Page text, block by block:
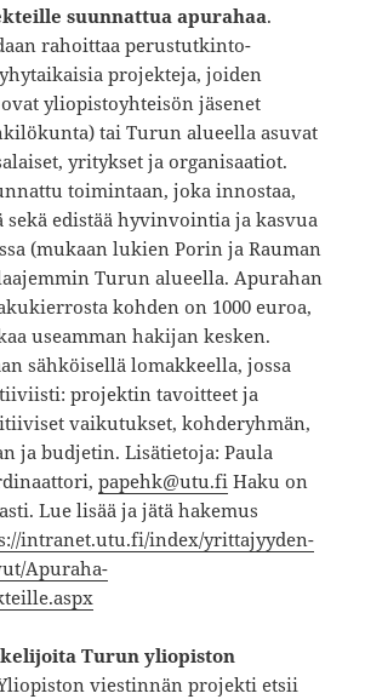
suunnattua apurahaa.
rahoittaa perustutkinto-
projekteja, joiden
yliopistoyhteisön jäsenet
tai Turun alueella asuvat
yritykset ja organisaatiot.
toimintaan, joka innostaa,
sekä edistää hyvinvointia ja kasvua
(mukaan lukien Porin ja Rauman
Turun alueella. Apurahan
kohden on 1000 euroa,
useamman hakijan kesken.
sähköisellä lomakkeella, jossa
projektin tavoitteet ja
vaikutukset, kohderyhmän,
ja budjetin. Lisätietoja: Paula
papehk@utu.fi Haku on
Lue lisää ja jätä hakemus
intranet.utu.fi/index/yrittajyyden-
Apuraha-
Turun yliopiston
viestinnän projekti etsii